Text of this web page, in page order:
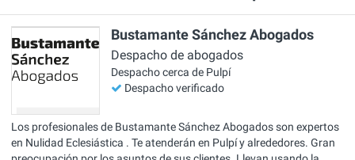
Bustamante Sánchez Abogados
Despacho de abogados
Despacho cerca de Pulpí
Despacho verificado
Los profesionales de Bustamante Sánchez Abogados son expertos
en Nulidad Eclesiástica . Te atenderán en Pulpí y alrededores. Gran